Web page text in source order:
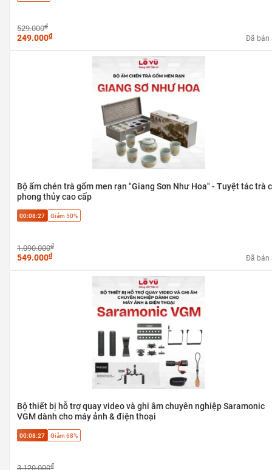
529.000₫
249.000₫ Đã bán
Bộ ấm chén trà gốm men rạn "Giang Sơn Như Hoa" - Tuyệt tác trà
phong thủy cao cấp
00:08:27 Giảm 50%
1.090.000₫
549.000₫ Đã bán
Bộ thiết bị hỗ trợ quay video và ghi âm chuyên nghiệp Saramonic
VGM dành cho máy ảnh & điện thoại
00:08:27 Giảm 68%
3.120.000₫